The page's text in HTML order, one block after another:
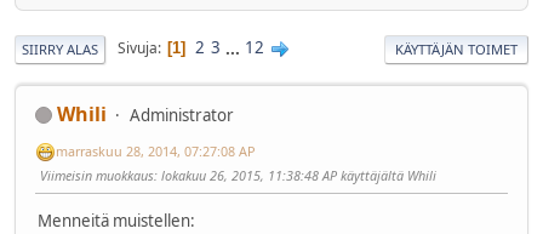
SIIRRY ALAS Sivuja 1 2 3 ... 12 KÄYTTÄJÄN TOIMET
Whili Administrator
marraskuu 28, 2014, 07:27:08 AP
Viimeisin muokkaus: lokakuu 26, 2015, 11:38:48 AP käyttäjältä Whili
Menneitä muistellen: